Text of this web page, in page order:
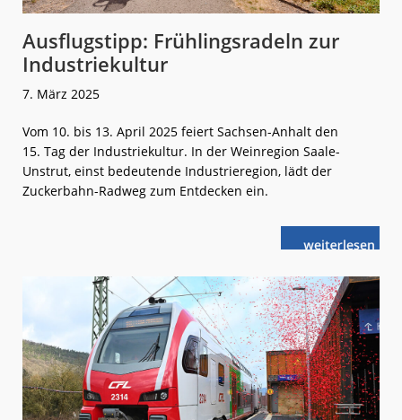
Ausflugstipp: Frühlingsradeln zur
Industriekultur
7. März 2025
Vom 10. bis 13. April 2025 feiert Sachsen-Anhalt den
15. Tag der Industriekultur. In der Weinregion Saale-
Unstrut, einst bedeutende Industrieregion, lädt der
Zuckerbahn-Radweg zum Entdecken ein.
weiterlese
nAusflugstipp: